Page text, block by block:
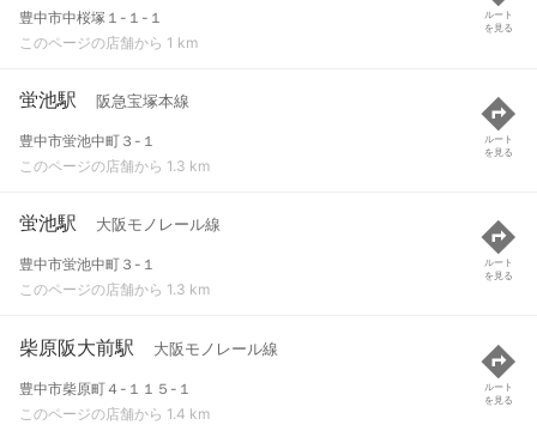
豊中市中桜塚１-１-１
このページの店舗から 1 km
ルート
を見る
蛍池駅 阪急宝塚本線
豊中市蛍池中町３-１
このページの店舗から 1.3 km
ルート
を見る
蛍池駅 大阪モノレール線
豊中市蛍池中町３-１
このページの店舗から 1.3 km
ルート
を見る
柴原阪大前駅 大阪モノレール線
豊中市柴原町４-１１５-１
このページの店舗から 1.4 km
ルート
を見る